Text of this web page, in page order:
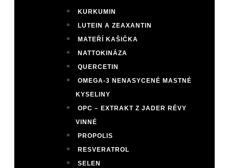
KURKUMIN
LUTEIN A ZEAXANTIN
MATEŘÍ KAŠIČKA
NATTOKINÁZA
QUERCETIN
OMEGA-3 NENASYCENÉ MASTNÉ
KYSELINY
OPC – EXTRAKT Z JADER RÉVY
VINNÉ
PROPOLIS
RESVERATROL
SELEN